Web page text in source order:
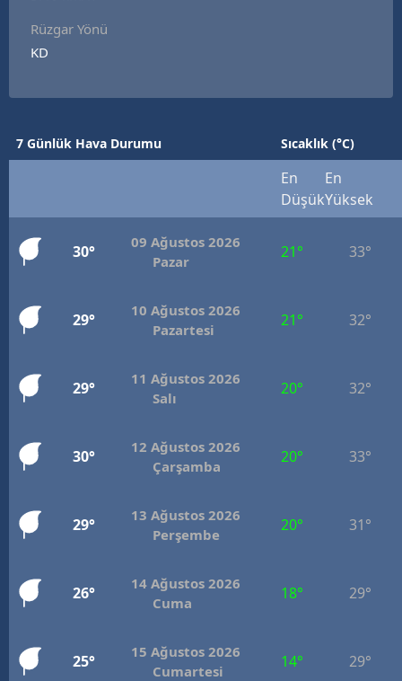
Rüzgar Yönü
KD
7 Günlük Hava Durumu Sıcaklık (°C)
En
Düşük
En
Yüksek
30°
09 Ağustos 2026
Pazar
21° 33°
29°
10 Ağustos 2026
Pazartesi
21° 32°
29°
11 Ağustos 2026
Salı
20° 32°
30°
12 Ağustos 2026
Çarşamba
20° 33°
29°
13 Ağustos 2026
Perşembe
20° 31°
26°
14 Ağustos 2026
Cuma
18° 29°
25°
15 Ağustos 2026
Cumartesi
14° 29°